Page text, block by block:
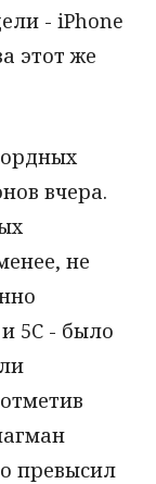
- iPhone
этот же
вчера.
не
5C - было
превысил